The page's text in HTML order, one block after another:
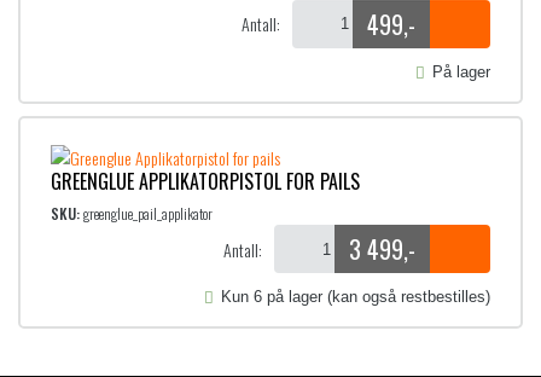
p
s
a
r
:
9
9
,
i
r
1
9
9
-
.
Antall: 499,-
På lager
GREENGLUE APPLIKATORPISTOL FOR PAILS
SKU:greenglue_pail_applikator
Antall: 3 499,-
Kun 6 på lager (kan også restbestilles)